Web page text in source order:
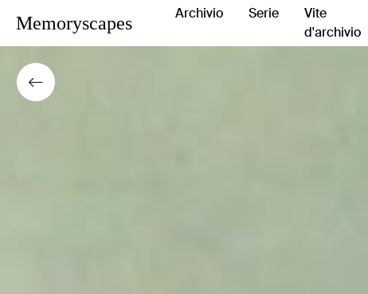
Memoryscapes Archivio Serie
Vite
d'archivio